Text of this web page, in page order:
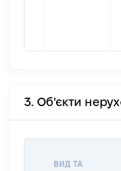
3. Об'єкти
ВИД ТА